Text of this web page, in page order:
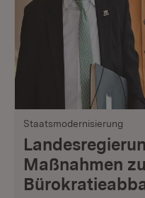
Staatsmodernisierung
Maßnahmen